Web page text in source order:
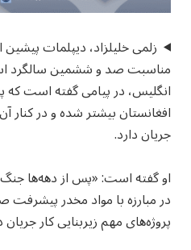
زلمی خلیلزاد، دیپلمات پیشین
مناسبت صد و ششمین سالگرد
انگلیس، در پیامی گفته است
افغانستان بیشتر شده و در کنار
جریان دارد.
او گفته است: «پس از دهه‌ها
در مبارزه با مواد مخدر
پروژه‌های مهم زیربنایی کار جریان